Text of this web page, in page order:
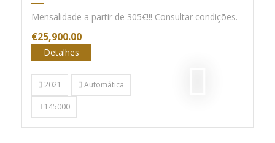
Mensalidade a partir de 305€!!! Consultar condições.
€25,900.00
Detalhes
2021 Automática
145000